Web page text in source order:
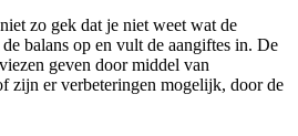
zo gek dat je niet weet wat de
balans op en vult de aangiftes in. De
geven door middel van
zijn er verbeteringen mogelijk, door de